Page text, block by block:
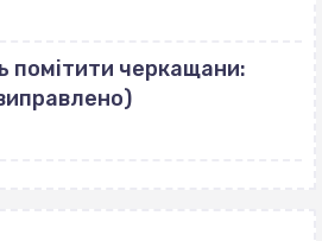
помітити черкащани: